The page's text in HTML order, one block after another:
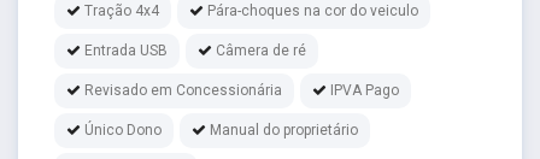
Tração 4x4 Pára-choques na cor do veiculo
Entrada USB Câmera de ré
Revisado em Concessionária IPVA Pago
Único Dono Manual do proprietário